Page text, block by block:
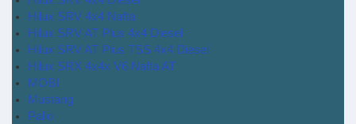
Hilux SRV 4x4 Nafta
Hilux SRV AT Plus 4x4 Diesel
Hilux SRV AT Plus TSS 4x4 Diesel
Hilux SRX 4x4x V6 Nafta AT
MOBI
Mustang
Palio